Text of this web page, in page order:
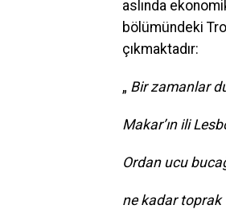
aslında
bölümündeki
çıkmaktadır:
„ Bir zamanlar
Makar’ın ili
Ordan ucu
ne kadar toprak